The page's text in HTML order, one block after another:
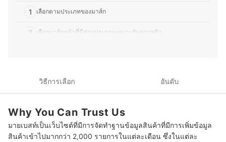
ของที่นี่ อีกทั้งยังสนุกกับการแบ่งปันเรื่องราวเกี่ยวกับความงาม
หรือการสร้างสรรค์เมนูใหม่ ๆ เพื่อให้ผู้อ่านสามารถนำไปปรับ
1 เลือกตามประเภทของมาส์ก
2 เลือกมาส์กหน้าที่มีส่วนประกอบเหมาะกับสภาพผิว
วิธีการเลือก อันดับ
Why You Can Trust Us
มายเบสท์เป็นเว็บไซต์ที่มีการจัดทำฐานข้อมูลสินค้าที่มีการเพิ่มข้อมูล
สินค้าเข้าไปมากกว่า 2,000 รายการในแต่ละเดือน ซึ่งในแต่ละ